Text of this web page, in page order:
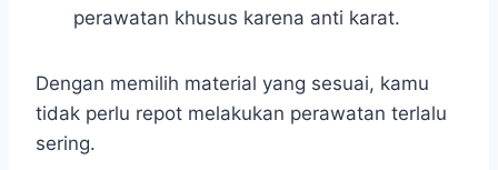
perawatan khusus karena anti karat.
Dengan memilih material yang sesuai, kamu
tidak perlu repot melakukan perawatan terlalu
sering.